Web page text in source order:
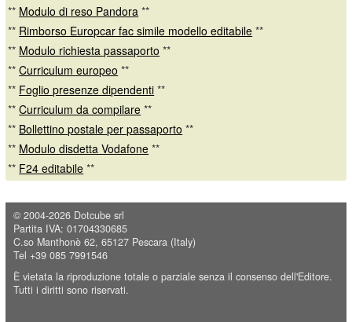
** Modulo di reso Pandora **
** Rimborso Europcar fac simile modello editabile **
** Modulo richiesta passaporto **
**Curriculum europeo **
** Foglio presenze dipendenti **
**Curriculum da compilare **
** Bollettino postale per passaporto **
** Modulo disdetta Vodafone **
** F24 editabile **
© 2004-2026 Dotcube srl
Partita IVA: 01704330685
C.so Manthonè 62, 65127 Pescara (Italy)
Tel +39 085 7991546
È vietata la riproduzione totale o parziale senza il consenso dell'Editore.
Tutti i diritti sono riservati.